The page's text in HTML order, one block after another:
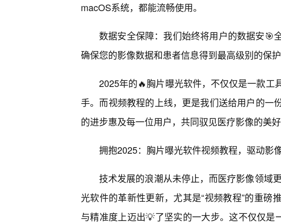
macOS系统，都能流畅使用。
数据安全保障：我们始终将用户的数据安🎯
确保您的影像数据和患者信息得到最高级别的保护
2025年的🔥胸片曝光软件，不仅仅是一款工
手。而视频教程的上线，更是我们送给用户的一
的进步惠及每一位用户，共同驭见医疗影像的美好
拥抱2025：胸片曝光软件视频教程，驱动影
技术发展的浪潮从未停止，而医疗影像领域
光软件的革新性更新，尤其是“视频教程”的重磅
与精准度上迈出💡了坚实的一大步。这不仅仅是